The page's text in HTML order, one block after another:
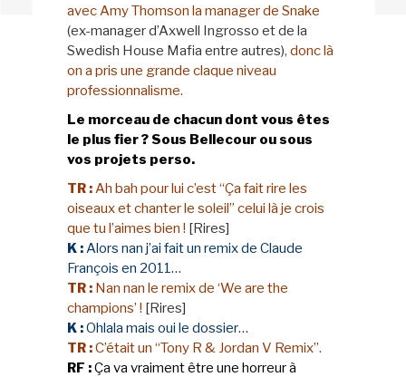
avec Amy Thomson la manager de Snake
(ex-manager d’Axwell Ingrosso et de la
Swedish House Mafia entre autres), donc là
on a pris une grande claque niveau
professionnalisme.
Le morceau de chacun dont vous êtes
le plus fier ? Sous Bellecour ou sous
vos projets perso.
TR :Ah bah pour lui c’est “Ça fait rire les
oiseaux et chanter le soleil” celui là je crois
que tu l’aimes bien ! [Rires]
K :Alors nan j’ai fait un remix de Claude
François en 2011…
TR : Nan nan le remix de ‘We are the
champions’ ! [Rires]
K :Ohlala mais oui le dossier…
TR :C’était un “Tony R & Jordan V Remix”.
RF :Ça va vraiment être une horreur à